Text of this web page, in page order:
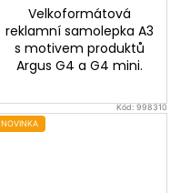
Velkoformátová
reklamní samolepka A3
s motivem produktů
Argus G4 a G4 mini.
Kód:998310
NOVINKA